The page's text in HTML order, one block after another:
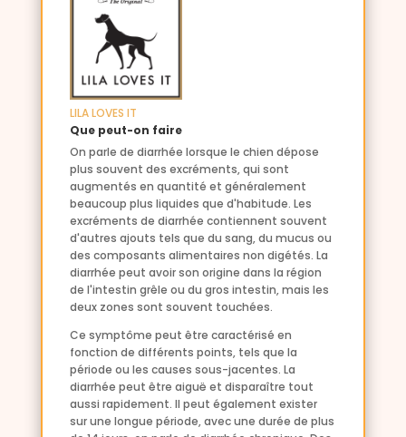
LILA LOVES IT
Que peut-on faire
On parle de diarrhée lorsque le chien dépose
plus souvent des excréments, qui sont
augmentés en quantité et généralement
beaucoup plus liquides que d'habitude. Les
excréments de diarrhée contiennent souvent
d'autres ajouts tels que du sang, du mucus ou
des composants alimentaires non digétés. La
diarrhée peut avoir son origine dans la région
de l'intestin grêle ou du gros intestin, mais les
deux zones sont souvent touchées.
Ce symptôme peut être caractérisé en
fonction de différents points, tels que la
période ou les causes sous-jacentes. La
diarrhée peut être aiguë et disparaître tout
aussi rapidement. Il peut également exister
sur une longue période, avec une durée de plus